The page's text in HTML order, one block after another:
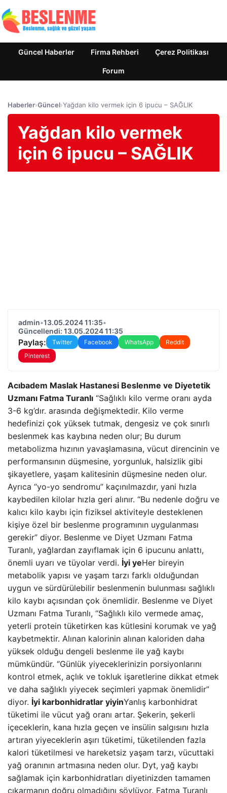
Güncel Haberler Firma Rehberi Çerez Politikası
Forum
Haberler›Güncel›Yağdan kilo vermek için 6 ipucu – SAĞLIK
Yağdan kilo vermek
için 6 ipucu – SAĞLIK
admin•13.05.2024 11:35•
Güncellendi: 13.05.2024 11:35
Paylaş: Twitter Facebook WhatsApp
Reddit
Pinterest
Acıbadem Maslak Hastanesi Beslenme ve Diyetetik
Uzmanı Fatma Turanlı “Sağlıklı kilo verme oranı ayda
3-6 kg’dır. arasında değişmektedir. Kilo verme
hedefinizi çok yüksek tutmak, dengesiz ve çok sınırlı
beslenmek kas kaybına neden olur; Bu durum
metabolizma hızının yavaşlamasına, vücut direncinin ve
performansının düşmesine, yorgunluk, halsizlik gibi
şikayetlere, yaşam kalitesinin düşmesine neden olur.
Ayrıca “yo-yo sendromu” kaçınılmazdır, yani hızla
kaybedilen kilolar hızla geri alınır. “Bu nedenle doğru ve
kalıcı kilo kaybı için fiziksel aktiviteyle desteklenen
kişiye özel bir beslenme programının uygulanması
gerekir” diyor. Beslenme ve Diyet Uzmanı Fatma
Turanlı, yağlardan zayıflamak için 6 ipucunu anlattı,
önemli uyarı ve tüyolar verdi. İyi yeHer bireyin
metabolik yapısı ve yaşam tarzı farklı olduğundan
uygun ve sürdürülebilir beslenmenin bulunması sağlıklı
kilo kaybı açısından çok önemlidir. Beslenme ve Diyet
Uzmanı Fatma Turanlı, “Sağlıklı kilo vermede amaç,
yeterli protein tüketirken kas kütlesini korumak ve yağ
kaybetmektir. Alınan kalorinin alınan kaloriden daha
yüksek olduğu dengeli beslenme ile yağ kaybı
mümkündür. “Günlük yiyeceklerinizin porsiyonlarını
kontrol etmek, açlık ve tokluk işaretlerine dikkat etmek
ve daha sağlıklı yiyecek seçimleri yapmak önemlidir”
diyor. İyi karbonhidratlar yiyinYanlış karbonhidrat
tüketimi ile vücut yağ oranı artar. Şekerin, şekerli
içeceklerin, kana hızla geçen ve insülin salgısını hızla
artıran yiyeceklerin aşırı tüketimi, tüketilenden fazla
kalori tüketilmesi ve hareketsiz yaşam tarzı, vücuttaki
yağ oranının artmasına neden olur. Dyt, yağ kaybı
sağlamak için karbonhidratları diyetinizden tamamen
çıkarmanın doğru olmadığını söylüyor. Fatma Turanlı